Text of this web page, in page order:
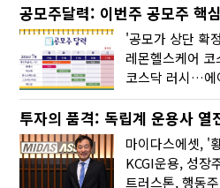
공모주달력: 이번주 공모주 핵
'공모가 상단 확
투자의 품격: 독립계 운용사 열
마이다스에셋, '